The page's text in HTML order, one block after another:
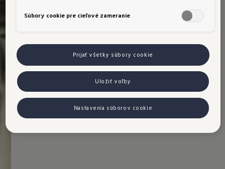
Súbory cookie pre cieľové zameranie
Prijať všetky súbory cookie
Uložiť voľby
Nastavenia súborov cookie